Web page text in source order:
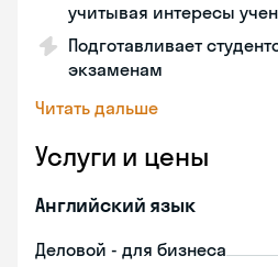
учитывая интересы
Подготавливает
экзаменам
Читать дальше
Услуги и цены
Английский язык
Деловой - для бизнеса